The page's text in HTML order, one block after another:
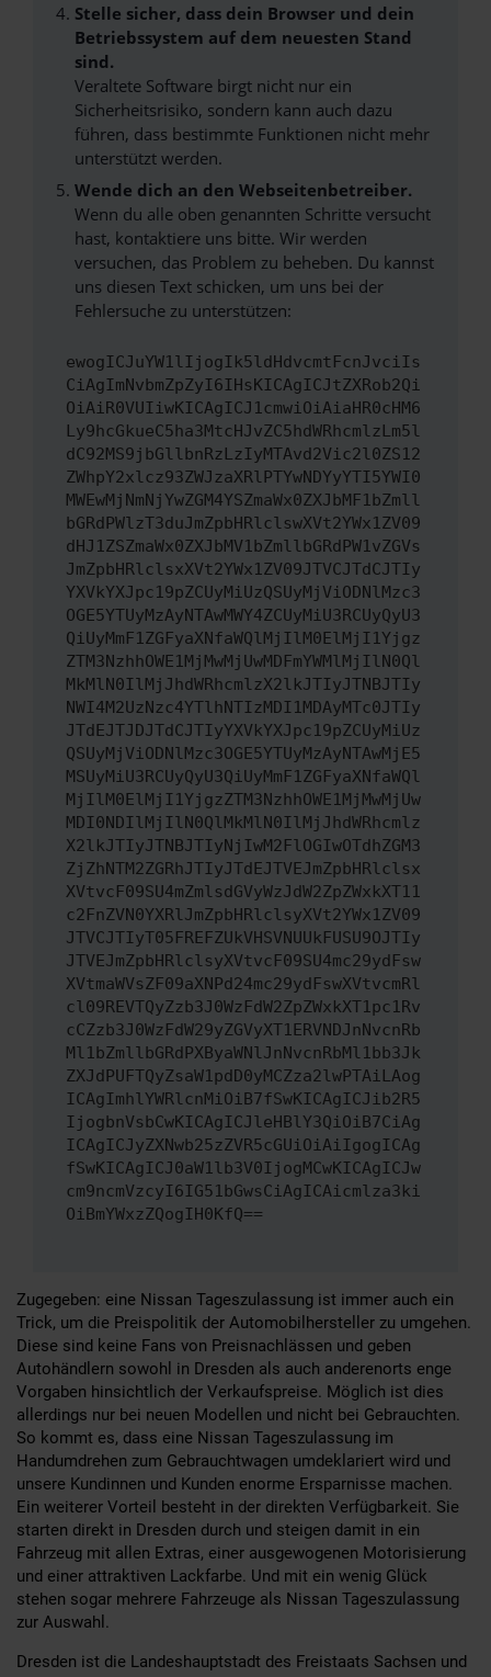
Stelle sicher, dass dein Browser und dein
Betriebssystem auf dem neuesten Stand
sind.
Veraltete Software birgt nicht nur ein
Sicherheitsrisiko, sondern kann auch dazu
führen, dass bestimmte Funktionen nicht mehr
unterstützt werden.
Wende dich an den Webseitenbetreiber.
Wenn du alle oben genannten Schritte versucht
hast, kontaktiere uns bitte. Wir werden
versuchen, das Problem zu beheben. Du kannst
uns diesen Text schicken, um uns bei der
Fehlersuche zu unterstützen:
ewogICJuYW1lIjogIk5ldHdvcmtFcnJvciIs
CiAgImNvbmZpZyI6IHsKICAgICJtZXRob2Qi
OiAiR0VUIiwKICAgICJ1cmwiOiAiaHR0cHM6
Ly9hcGkueC5ha3MtcHJvZC5hdWRhcmlzLm5l
dC92MS9jbGllbnRzLzIyMTAvd2Vic2l0ZS12
ZWhpY2xlcz93ZWJzaXRlPTYwNDYyYTI5YWI0
MWEwMjNmNjYwZGM4YSZmaWx0ZXJbMF1bZmll
bGRdPWlzT3duJmZpbHRlclswXVt2YWx1ZV09
dHJ1ZSZmaWx0ZXJbMV1bZmllbGRdPW1vZGVs
JmZpbHRlclsxXVt2YWx1ZV09JTVCJTdCJTIy
YXVkYXJpc19pZCUyMiUzQSUyMjViODNlMzc3
OGE5YTUyMzAyNTAwMWY4ZCUyMiU3RCUyQyU3
QiUyMmF1ZGFyaXNfaWQlMjIlM0ElMjI1Yjgz
ZTM3NzhhOWE1MjMwMjUwMDFmYWMlMjIlN0Ql
MkMlN0IlMjJhdWRhcmlzX2lkJTIyJTNBJTIy
NWI4M2UzNzc4YTlhNTIzMDI1MDAyMTc0JTIy
JTdEJTJDJTdCJTIyYXVkYXJpc19pZCUyMiUz
QSUyMjViODNlMzc3OGE5YTUyMzAyNTAwMjE5
MSUyMiU3RCUyQyU3QiUyMmF1ZGFyaXNfaWQl
MjIlM0ElMjI1YjgzZTM3NzhhOWE1MjMwMjUw
MDI0NDIlMjIlN0QlMkMlN0IlMjJhdWRhcmlz
X2lkJTIyJTNBJTIyNjIwM2FlOGIwOTdhZGM3
ZjZhNTM2ZGRhJTIyJTdEJTVEJmZpbHRlclsx
XVtvcF09SU4mZmlsdGVyWzJdW2ZpZWxkXT11
c2FnZVN0YXRlJmZpbHRlclsyXVt2YWx1ZV09
JTVCJTIyT05FREFZUkVHSVNUUkFUSU9OJTIy
JTVEJmZpbHRlclsyXVtvcF09SU4mc29ydFsw
XVtmaWVsZF09aXNPd24mc29ydFswXVtvcmRl
cl09REVTQyZzb3J0WzFdW2ZpZWxkXT1pc1Rv
cCZzb3J0WzFdW29yZGVyXT1ERVNDJnNvcnRb
Ml1bZmllbGRdPXByaWNlJnNvcnRbMl1bb3Jk
ZXJdPUFTQyZsaW1pdD0yMCZza2lwPTAiLAog
ICAgImhlYWRlcnMiOiB7fSwKICAgICJib2R5
IjogbnVsbCwKICAgICJleHBlY3QiOiB7CiAg
ICAgICJyZXNwb25zZVR5cGUiOiAiIgogICAg
fSwKICAgICJ0aW1lb3V0IjogMCwKICAgICJw
cm9ncmVzcyI6IG51bGwsCiAgICAicmlza3ki
OiBmYWxzZQogIH0KfQ==
Zugegeben: eine Nissan Tageszulassung ist immer auch ein
Trick, um die Preispolitik der Automobilhersteller zu umgehen.
Diese sind keine Fans von Preisnachlässen und geben
Autohändlern sowohl in Dresden als auch anderenorts enge
Vorgaben hinsichtlich der Verkaufspreise. Möglich ist dies
allerdings nur bei neuen Modellen und nicht bei Gebrauchten.
So kommt es, dass eine Nissan Tageszulassung im
Handumdrehen zum Gebrauchtwagen umdeklariert wird und
unsere Kundinnen und Kunden enorme Ersparnisse machen.
Ein weiterer Vorteil besteht in der direkten Verfügbarkeit. Sie
starten direkt in Dresden durch und steigen damit in ein
Fahrzeug mit allen Extras, einer ausgewogenen Motorisierung
und einer attraktiven Lackfarbe. Und mit ein wenig Glück
stehen sogar mehrere Fahrzeuge als Nissan Tageszulassung
zur Auswahl.
Dresden ist die Landeshauptstadt des Freistaats Sachsen und